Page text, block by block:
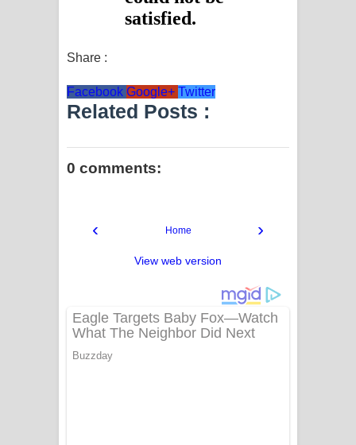
Share :
Facebook Google+ Twitter
Related Posts :
0 comments:
‹ ›
Home
View web version